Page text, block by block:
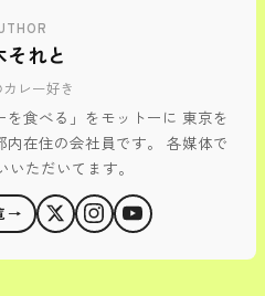
それと
レー好き
を食べる」をモットーに 東京を
在住の会社員です。 各媒体で
いただいてます。
→